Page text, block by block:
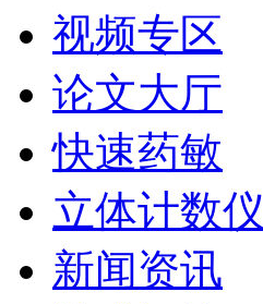
视频专区
论文大厅
快速药敏
立体计数仪
新闻资讯